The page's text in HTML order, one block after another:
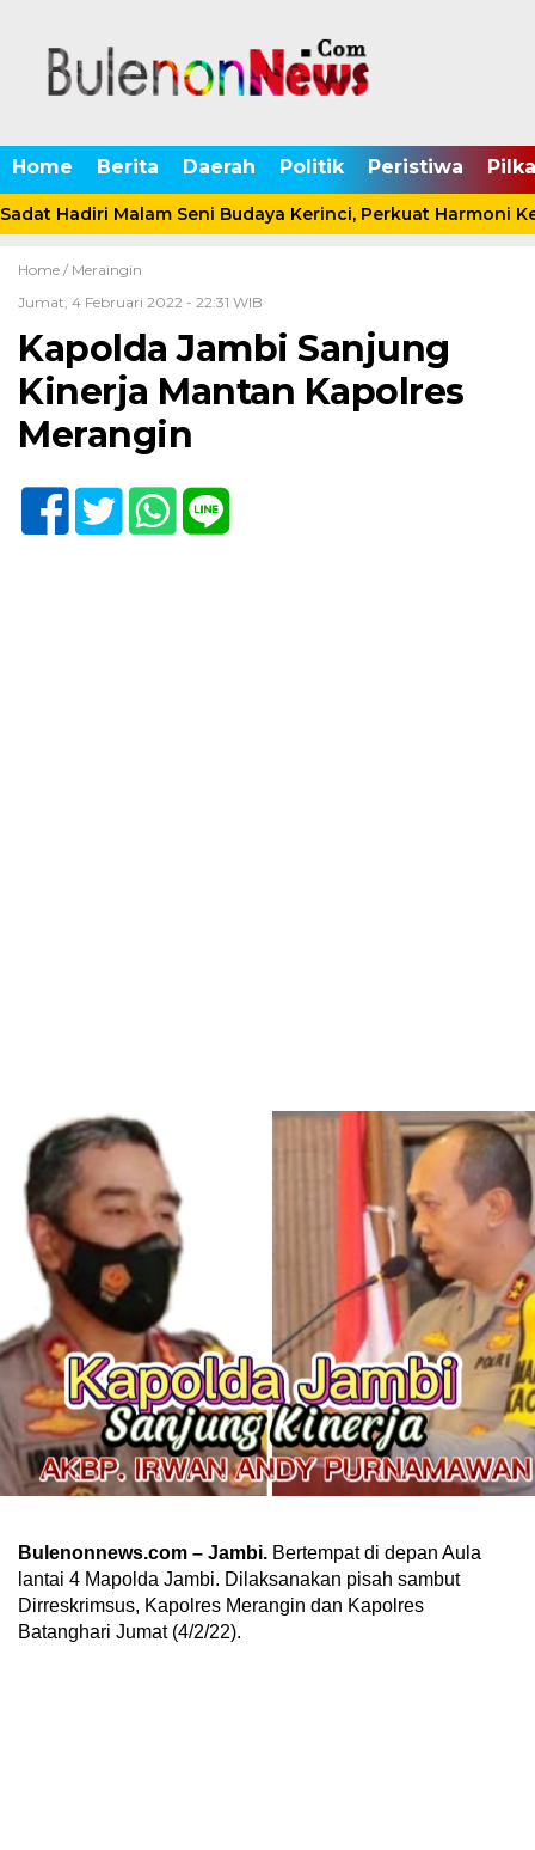
Home Berita Daerah Politik Peristiwa
Hadiri Malam Seni Budaya Kerinci, Perkuat Harmoni
Home / Meraingin
Jumat, 4 Februari 2022 - 22:31 WIB
Kapolda Jambi Sanjung
Kinerja Mantan Kapolres
Merangin
Bulenonnews.com – Jambi. Bertempat di depan Aula
lantai 4 Mapolda Jambi. Dilaksanakan pisah sambut
Dirreskrimsus, Kapolres Merangin dan Kapolres
Batanghari Jumat (4/2/22).